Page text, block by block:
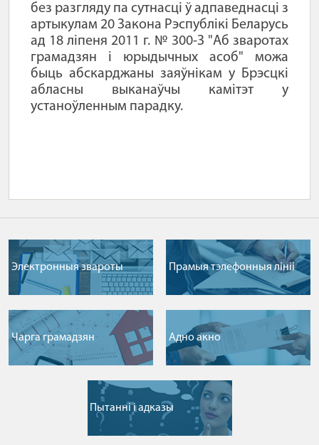
без разгляду па сутнасці ў адпаведнасці з
артыкулам 20 Закона Рэспублікі Беларусь
ад 18 ліпеня 2011 г. № 300-З "Аб зваротах
грамадзян і юрыдычных асоб" можа
быць абскарджаны заяўнікам у Брэсцкі
абласны выканаўчы камітэт у
устаноўленным парадку.
Электронныя звароты Прамыя тэлефонныя лiнii
Чарга грамадзян Адно акно
Пытаннi i адказы